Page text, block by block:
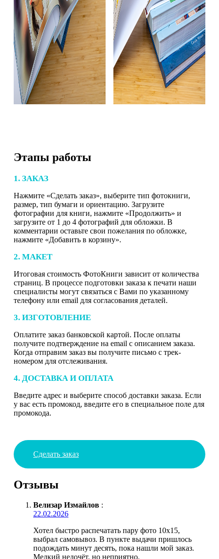
Этапы работы
1. ЗАКАЗ
Нажмите «Сделать заказ», выберите тип фотокниги,
размер, тип бумаги и ориентацию. Загрузите
фотографии для книги, нажмите «Продолжить» и
загрузите от 1 до 4 фотографий для обложки. В
комментарии оставьте свои пожелания по обложке,
нажмите «Добавить в корзину».
2. МАКЕТ
Итоговая стоимость ФотоКниги зависит от количества
страниц. В процессе подготовки заказа к печати наши
специалисты могут связаться с Вами по указанному
телефону или email для согласования деталей.
3. ИЗГОТОВЛЕНИЕ
Оплатите заказ банковской картой. После оплаты
получите подтверждение на email с описанием заказа.
Когда отправим заказ вы получите письмо с трек-
номером для отслеживания.
4. ДОСТАВКА И ОПЛАТА
Введите адрес и выберите способ доставки заказа. Если
у вас есть промокод, введите его в специальное поле для
промокода.
Сделать заказ
Отзывы
Велизар Измайлов :
22.02.2026
Хотел быстро распечатать пару фото 10х15,
выбрал самовывоз. В пункте выдачи пришлось
подождать минут десять, пока нашли мой заказ.
Мелкий недочёт, но неприятно.